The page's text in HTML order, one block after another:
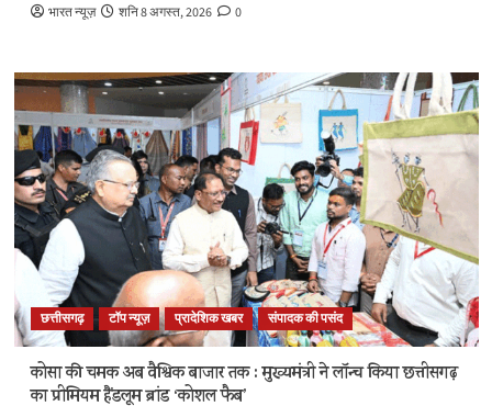
भारत न्यूज़ शनि 8 अगस्त, 2026 0
छत्तीसगढ़ टॉप न्यूज़ प्रादेशिक खबर संपादक की पसंद
कोसा की चमक अब वैश्विक बाजार तक : मुख्यमंत्री ने लॉन्च किया छत्तीसगढ़
का प्रीमियम हैंडलूम ब्रांड ‘कोशल फैब’